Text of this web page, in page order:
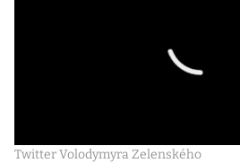
Twitter Volodymyra Zelenského